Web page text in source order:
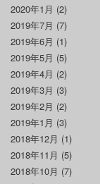
2020年1月 (2)
2019年7月 (7)
2019年6月 (1)
2019年5月 (5)
2019年4月 (2)
2019年3月 (3)
2019年2月 (2)
2019年1月 (3)
2018年12月 (1)
2018年11月 (5)
2018年10月 (7)